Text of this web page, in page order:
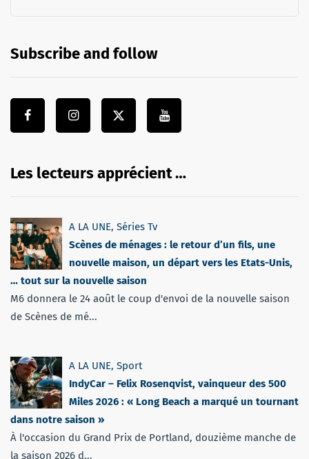
Subscribe and follow
Les lecteurs apprécient …
A LA UNE, Séries Tv
Scènes de ménages : le retour d’un fils, une
nouvelle maison, un départ vers les Etats-Unis,
… tout sur la nouvelle saison
M6 donnera le 24 août le coup d'envoi de la nouvelle saison
de Scènes de mé...
A LA UNE, Sport
IndyCar – Felix Rosenqvist, vainqueur des 500
Miles 2026 : « Long Beach a marqué un tournant
dans notre saison »
À l'occasion du Grand Prix de Portland, douzième manche de
la saison 2026 d...